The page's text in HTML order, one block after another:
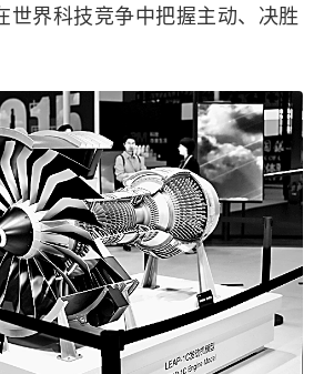
世界科技竞争中把握主动、决胜